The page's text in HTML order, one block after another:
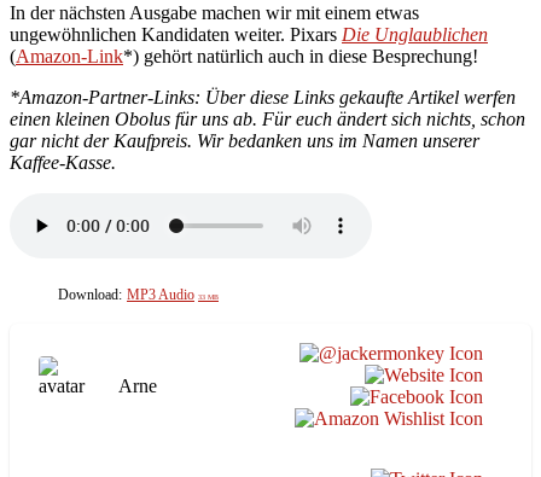
In der nächsten Ausgabe machen wir mit einem etwas
ungewöhnlichen Kandidaten weiter. Pixars Die Unglaublichen
(Amazon-Link*) gehört natürlich auch in diese Besprechung!
*Amazon-Partner-Links: Über diese Links gekaufte Artikel werfen
einen kleinen Obolus für uns ab. Für euch ändert sich nichts, schon
gar nicht der Kaufpreis. Wir bedanken uns im Namen unserer
Kaffee-Kasse.
Download: MP3 Audio 33 MB
Arne